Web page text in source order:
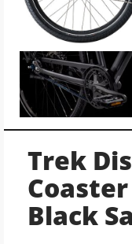
Trek
Black